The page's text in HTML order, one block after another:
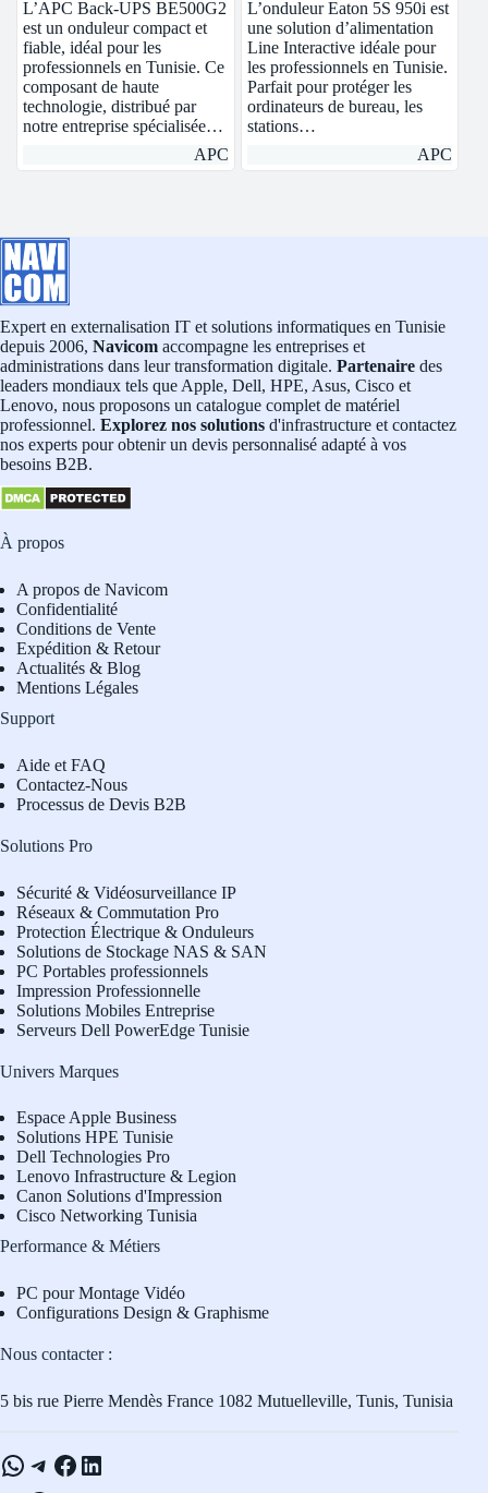
L’APC Back-UPS BE500G2
est un onduleur compact et
fiable, idéal pour les
professionnels en Tunisie. Ce
composant de haute
technologie, distribué par
notre entreprise spécialisée…
APC
L’onduleur Eaton 5S 950i est
une solution d’alimentation
Line Interactive idéale pour
les professionnels en Tunisie.
Parfait pour protéger les
ordinateurs de bureau, les
stations…
APC
Expert en externalisation IT et solutions informatiques en Tunisie
depuis 2006, Navicom accompagne les entreprises et
administrations dans leur transformation digitale. Partenaire des
leaders mondiaux tels que Apple, Dell, HPE, Asus, Cisco et
Lenovo, nous proposons un catalogue complet de matériel
professionnel. Explorez nos solutions d'infrastructure et contactez
nos experts pour obtenir un devis personnalisé adapté à vos
besoins B2B.
À propos
A propos de Navicom
Confidentialité
Conditions de Vente
Expédition & Retour
Actualités & Blog
Mentions Légales
Support
Aide et FAQ
Contactez-Nous
Processus de Devis B2B
Solutions Pro
Sécurité & Vidéosurveillance IP
Réseaux & Commutation Pro
Protection Électrique & Onduleurs
Solutions de Stockage NAS & SAN
PC Portables professionnels
Impression Professionnelle
Solutions Mobiles Entreprise
Serveurs Dell PowerEdge Tunisie
Univers Marques
Espace Apple Business
Solutions HPE Tunisie
Dell Technologies Pro
Lenovo Infrastructure & Legion
Canon Solutions d'Impression
Cisco Networking Tunisia
Performance & Métiers
PC pour Montage Vidéo
Configurations Design & Graphisme
Nous contacter :
5 bis rue Pierre Mendès France 1082 Mutuelleville, Tunis, Tunisia
WhatsApp
Telegram
Facebook
LinkedIn